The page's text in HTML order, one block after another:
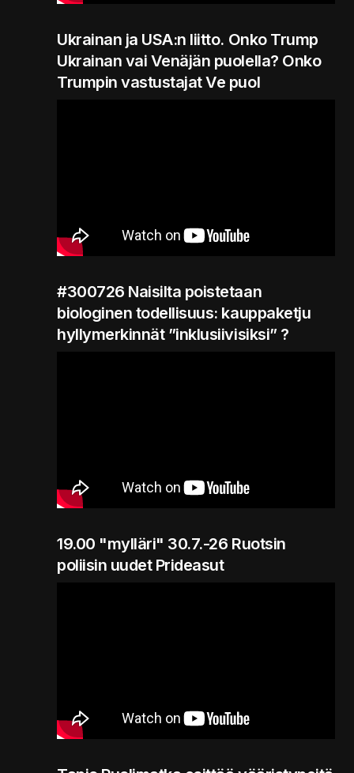
Ukrainan ja USA:n liitto. Onko Trump
Ukrainan vai Venäjän puolella? Onko
Trumpin vastustajat Ve puol
#300726 Naisilta poistetaan
biologinen todellisuus: kauppaketju
hyllymerkinnät ”inklusiivisiksi” ?
19.00 "mylläri" 30.7.-26 Ruotsin
poliisin uudet Prideasut